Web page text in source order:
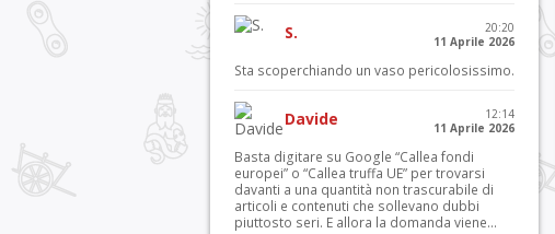
S.
20:20
11 Aprile 2026
Sta scoperchiando un vaso pericolosissimo.
Davide
12:14
11 Aprile 2026
Basta digitare su Google “Callea fondi
europei” o “Callea truffa UE” per trovarsi
davanti a una quantità non trascurabile di
articoli e contenuti che sollevano dubbi
piuttosto seri. E allora la domanda viene...